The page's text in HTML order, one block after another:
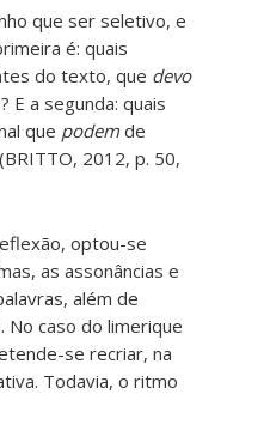
que ser seletivo, e
é: quais
do texto, que devo
E a segunda: quais
que podem de
2012, p. 50,
optou-se
as assonâncias e
além de
caso do limerique
se recriar, na
Todavia, o ritmo